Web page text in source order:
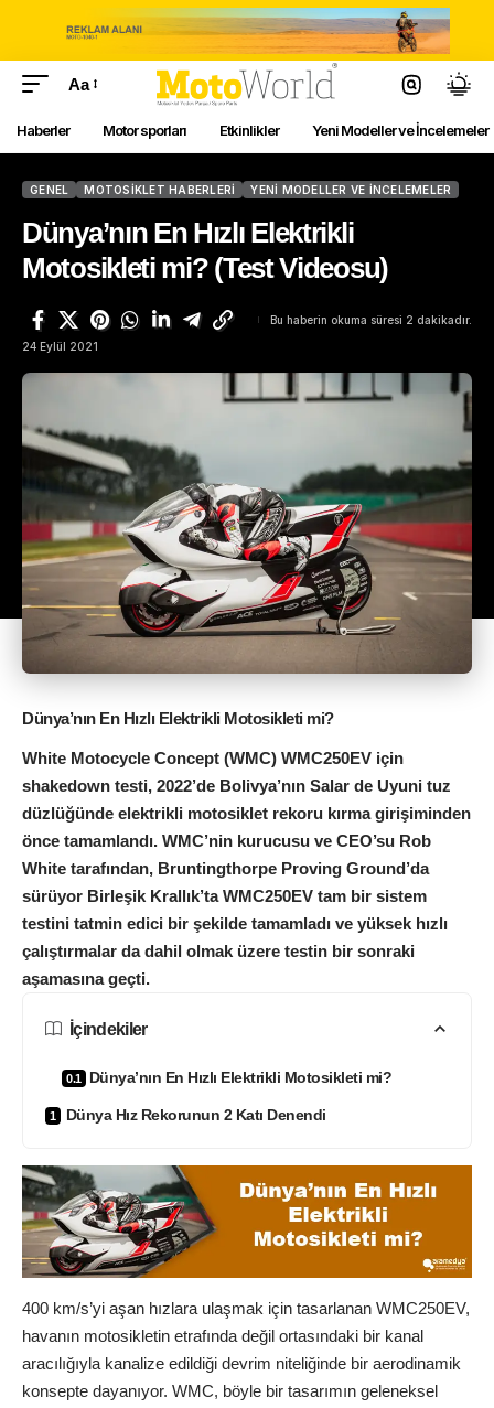
Aa
Haberler Motor sporları Etkinlikler Yeni Modeller ve İncelemeler
GENEL MOTOSIKLET HABERLERI YENI MODELLER VE İNCELEMELER
Dünya’nın En Hızlı Elektrikli
Motosikleti mi? (Test Videosu)
24 Eylül 2021
Bu haberin okuma süresi 2 dakikadır.
Dünya’nın En Hızlı Elektrikli Motosikleti mi?
White Motocycle Concept (WMC) WMC250EV için
shakedown testi, 2022’de Bolivya’nın Salar de Uyuni tuz
düzlüğünde elektrikli motosiklet rekoru kırma girişiminden
önce tamamlandı. WMC’nin kurucusu ve CEO’su Rob
White tarafından, Bruntingthorpe Proving Ground’da
sürüyor Birleşik Krallık’ta WMC250EV tam bir sistem
testini tatmin edici bir şekilde tamamladı ve yüksek hızlı
çalıştırmalar da dahil olmak üzere testin bir sonraki
aşamasına geçti.
İçindekiler
Dünya’nın En Hızlı Elektrikli Motosikleti mi?
Dünya Hız Rekorunun 2 Katı Denendi
400 km/s’yi aşan hızlara ulaşmak için tasarlanan WMC250EV,
havanın motosikletin etrafında değil ortasındaki bir kanal
aracılığıyla kanalize edildiği devrim niteliğinde bir aerodinamik
konsepte dayanıyor. WMC, böyle bir tasarımın geleneksel